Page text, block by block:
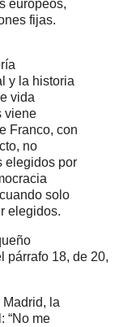
europeos,
fijas.
y la historia
vida
viene
Franco, con
no
elegidos por
solo
elegidos.
párrafo 18, de 20,
la
“No me